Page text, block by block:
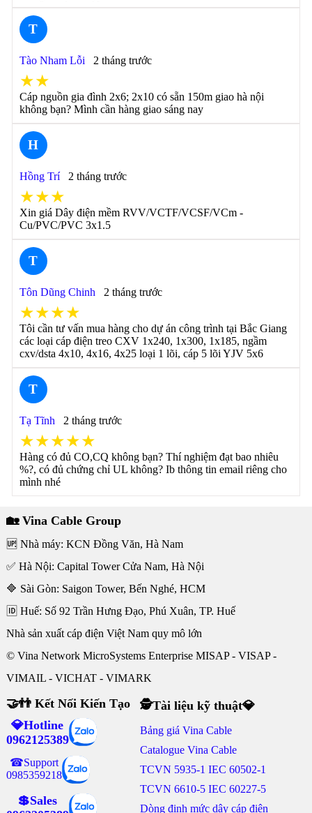
T
Tào Nham Lỗi 2 tháng trước
★★
Cáp nguồn gia đình 2x6; 2x10 có sẵn 150m giao hà nội
không bạn? Mình cần hàng giao sáng nay
H
Hồng Trí 2 tháng trước
★★★
Xin giá Dây điện mềm RVV/VCTF/VCSF/VCm -
Cu/PVC/PVC 3x1.5
T
Tôn Dũng Chinh 2 tháng trước
★★★★
Tôi cần tư vấn mua hàng cho dự án công trình tại Bắc Giang
các loại cáp điện treo CXV 1x240, 1x300, 1x185, ngầm
cxv/dsta 4x10, 4x16, 4x25 loại 1 lõi, cáp 5 lõi YJV 5x6
T
Tạ Tĩnh 2 tháng trước
★★★★★
Hàng có đủ CO,CQ không bạn? Thí nghiệm đạt bao nhiêu
%?, có đủ chứng chỉ UL không? Ib thông tin email riêng cho
mình nhé
🏡 Vina Cable Group
🆙 Nhà máy: KCN Đồng Văn, Hà Nam
✅ Hà Nội: Capital Tower Cửa Nam, Hà Nội
🔷 Sài Gòn: Saigon Tower, Bến Nghé, HCM
🆔 Huế: Số 92 Trần Hưng Đạo, Phú Xuân, TP. Huế
Nhà sản xuất cáp điện Việt Nam quy mô lớn
© Vina Network MicroSystems Enterprise MISAP - VISAP -
VIMAIL - VICHAT - VIMARK
🤝👬 Kết Nối Kiến Tạo
💎Hotline
0962125389
☎Support
0985359218
💲Sales
🕵Tài liệu kỹ thuật💎
Bảng giá Vina Cable
Catalogue Vina Cable
TCVN 5935-1 IEC 60502-1
TCVN 6610-5 IEC 60227-5
Dòng định mức dây cáp điện